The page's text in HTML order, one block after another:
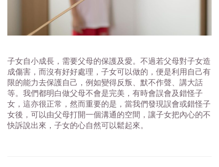
子女自小成長，需要父母的保護及愛。不過若父母對子女造
成傷害，而沒有好好處理，子女可以做的，便是利用自己有
限的能力去保護自己，例如變得反叛、默不作聲、講大話
等。我們都明白做父母不會是完美，有時會誤會及錯怪子
女，這亦很正常，然而重要的是，當我們發現誤會或錯怪子
女後，可以由父母打開一個溝通的空間，讓子女把內心的不
快訴說出來，子女的心自然可以鬆起來。